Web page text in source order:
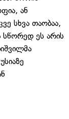
ან
სხვა თაობაა,
ეს არის